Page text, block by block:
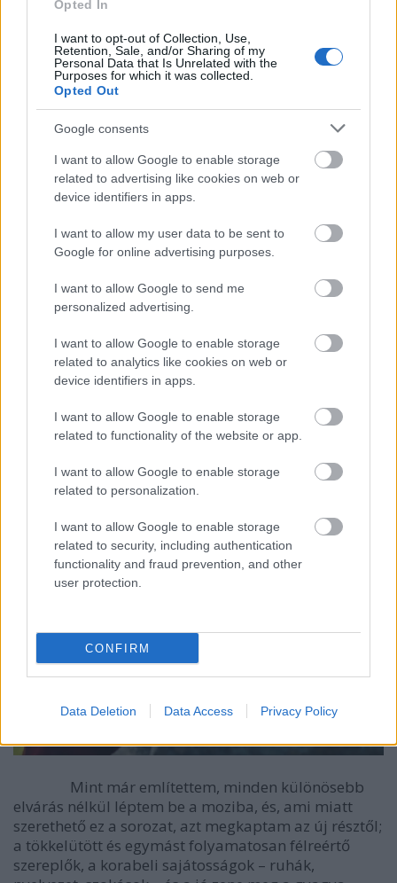
Opted In
I want to opt-out of Collection, Use,
Retention, Sale, and/or Sharing of my
Personal Data that Is Unrelated with the
Purposes for which it was collected.
Opted Out
Google consents
I want to allow Google to enable storage
related to advertising like cookies on web or
device identifiers in apps.
I want to allow my user data to be sent to
Google for online advertising purposes.
I want to allow Google to send me
personalized advertising.
I want to allow Google to enable storage
related to analytics like cookies on web or
device identifiers in apps.
I want to allow Google to enable storage
related to functionality of the website or app.
I want to allow Google to enable storage
related to personalization.
I want to allow Google to enable storage
related to security, including authentication
functionality and fraud prevention, and other
user protection.
CONFIRM
Data Deletion Data Access Privacy Policy
vicces pillanatokat okozott. Sikerült Ginette asszony
egyik leszármazottját is megismernünk, ő azért közel
sem olyan lényeges szereplő, mint az ük-ük-ükanyja.
poén és idézet jut nekik, amit még 20 év múlva is
felemlegetnék, azt hiszem. Nagyon sokat röhögtem,
félreértés ne essék, de sokszor inkább azért, mert
imádom ezeket a fazonokat és nagyon jól alakított
kivette a részét a sztori megírásában is a rendező,
Jean-Marie Poiré mellett, és jól teljesítettek; remekül
felépített és fondorlatos a történet, jók a karakterek
– igaz, nekem a nagy részük olyan „semmilyen” volt
-, viszont hiányzik valami az előző filmek
eredetiségéből. Úgy érzem, kicsit elfáradtak a
lábszag-poénok meg az altesti humor elemei, most
is viccesek, de túl sok van belőlük. Fos ugyanolyan
debil, mint volt, Godefroy igazságérzete és
hazaszeretete még mindig nagyon erős, de az a
bizonyos plusz hiányzik nekem ebből a filmből;
jelenetnél, amiben a grófné beszélget az általa utált,
de gazdag jövendőbelijével, nos ennél a
meglepő volt.
Mint már említettem, minden különösebb
elvárás nélkül léptem be a moziba, és, ami miatt
szerethető ez a sorozat, azt megkaptam az új résztől;
a tökkelütött és egymást folyamatosan félreértő
szereplők, a korabeli sajátosságok – ruhák,